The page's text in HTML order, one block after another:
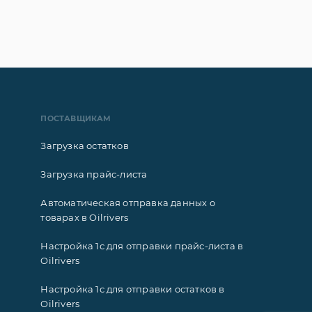
ПОСТАВЩИКАМ
Загрузка остатков
Загрузка прайс-листа
Автоматическая отправка данных о
товарах в Oilrivers
Настройка 1с для отправки прайс-листа в
Oilrivers
Настройка 1с для отправки остатков в
Oilrivers